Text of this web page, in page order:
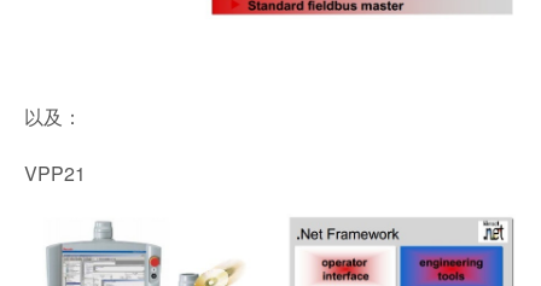
以及：
VPP21